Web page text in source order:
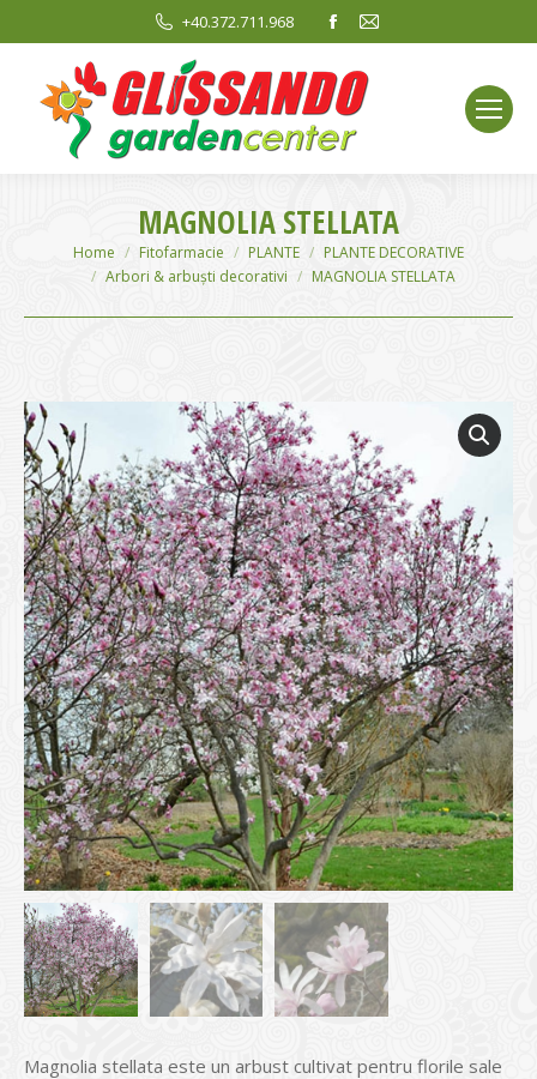
+40.372.711.968
Facebook
opens
in
new
window
Mail
window
MAGNOLIA STELLATA
You are here:
Home Fitofarmacie PLANTE
PLANTE DECORATIVE
Arbori & arbuști decorativi
MAGNOLIA STELLATA
Magnolia stellata este un arbust cultivat pentru florile sale